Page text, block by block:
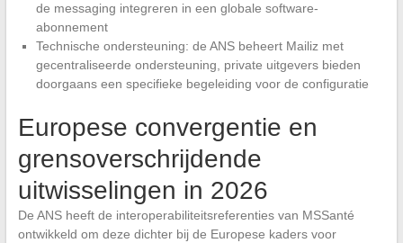
de messaging integreren in een globale software-
abonnement
Technische ondersteuning: de ANS beheert Mailiz met
gecentraliseerde ondersteuning, private uitgevers bieden
doorgaans een specifieke begeleiding voor de configuratie
Europese convergentie en
grensoverschrijdende
uitwisselingen in 2026
De ANS heeft de interoperabiliteitsreferenties van MSSanté
ontwikkeld om deze dichter bij de Europese kaders voor